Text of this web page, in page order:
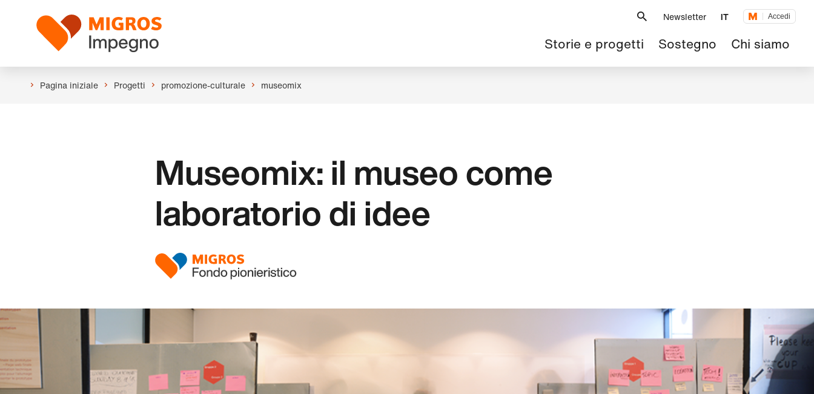
navigazione
Logo
Newsletter IT Accedi
Navigazione
principale
Storie e progetti Sostegno Chi siamo
Pagina iniziale Progetti promozione-culturale museomix
Museomix: il museo come
laboratorio di idee